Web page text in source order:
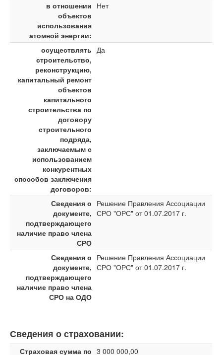
в отношении
объектов
использования
атомной энергии:
Нет
осуществлять
строительство,
реконструкцию,
капитальный ремонт
объектов
капитального
строительства по
договору
строительного
подряда,
заключаемым с
использованием
конкурентных
способов заключения
договоров:
Да
Сведения о
документе,
подтверждающего
наличие право члена
СРО
Решение Правления Ассоциации
СРО "ОРС" от 01.07.2017 г.
Сведения о
документе,
подтверждающего
наличие право члена
СРО на ОДО
Решение Правления Ассоциации
СРО "ОРС" от 01.07.2017 г.
Сведения о страховании:
Страховая сумма по 3 000 000,00